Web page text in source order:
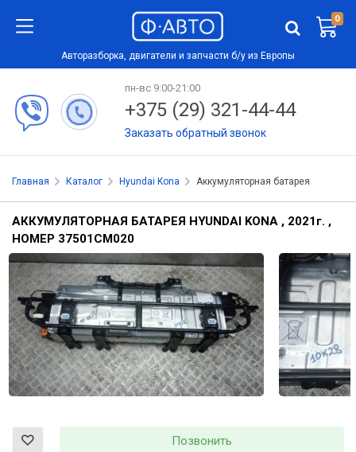
0
Авторазборка, двигатели и запчасти б/у из Европы
пн-вс 9:00-21:00
+375 (29) 321-44-44
Заказать обратный звонок
Главная Каталог Hyundai Kona Аккумуляторная батарея
АККУМУЛЯТОРНАЯ БАТАРЕЯ HYUNDAI KONA , 2021г. ,
НОМЕР 37501CM020
Позвонить